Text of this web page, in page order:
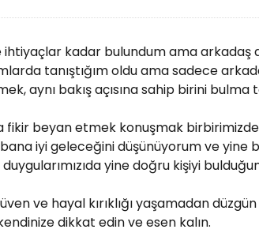
ihtiyaçlar kadar bulundum ama arkadaş
tanıştığım oldu ama sadece
aynı bakış açısına sahip birini
fikir beyan etmek konuşmak
iyi geleceğini düşünüyorum ve yine
yine doğru kişiyi
ve hayal kırıklığı yaşamadan
dikkat edin ve esen kalın.